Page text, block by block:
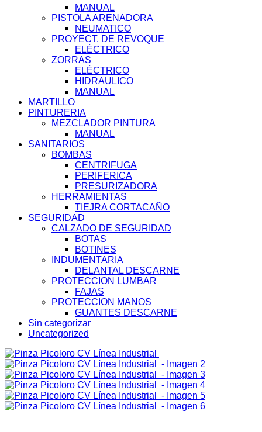
MANUAL
PISTOLA ARENADORA
NEUMATICO
PROYECT. DE REVOQUE
ELÉCTRICO
ZORRAS
ELÉCTRICO
HIDRAULICO
MANUAL
MARTILLO
PINTURERIA
MEZCLADOR PINTURA
MANUAL
SANITARIOS
BOMBAS
CENTRIFUGA
PERIFERICA
PRESURIZADORA
HERRAMIENTAS
TIEJRA CORTACAÑO
SEGURIDAD
CALZADO DE SEGURIDAD
BOTAS
BOTINES
INDUMENTARIA
DELANTAL DESCARNE
PROTECCION LUMBAR
FAJAS
PROTECCION MANOS
GUANTES DESCARNE
Sin categorizar
Uncategorized